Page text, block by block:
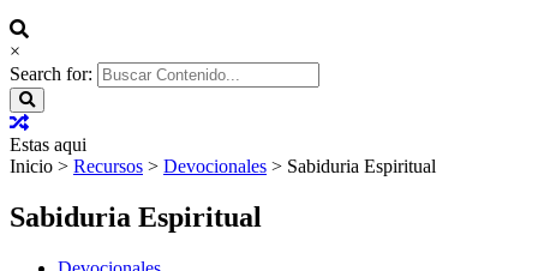
×
Search for:
Estas aqui
Inicio > Recursos > Devocionales > Sabiduria Espiritual
Sabiduria Espiritual